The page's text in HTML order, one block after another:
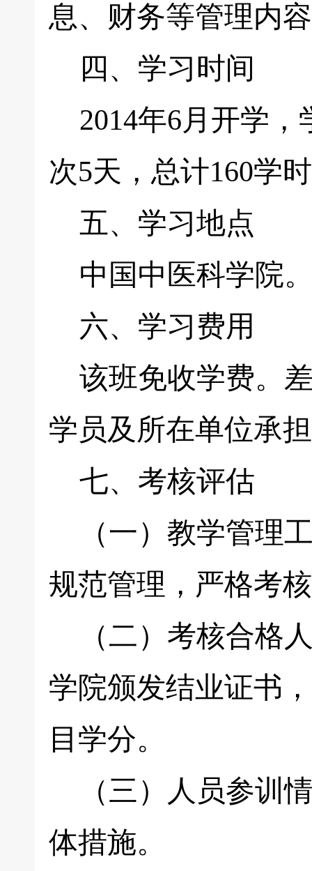
息、财务等管理内
四、学习时间
2014年6月开学，
次5天，总计160学
五、学习地点
中国中医科学院
六、学习费用
该班免收学费。
学员及所在单位承
七、考核评估
（一）教学管理
规范管理，严格考
（二）考核合格
学院颁发结业证书
目学分。
（三）人员参训
体措施。